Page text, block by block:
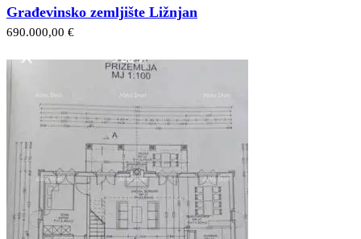
Građevinsko zemljište Ližnjan
690.000,00 €